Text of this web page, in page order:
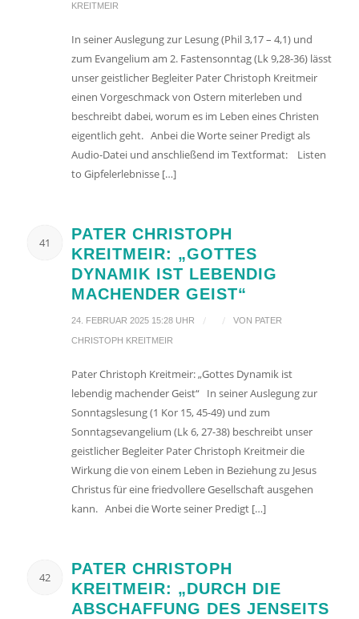
KREITMEIR
In seiner Auslegung zur Lesung (Phil 3,17 – 4,1) und
zum Evangelium am 2. Fastensonntag (Lk 9,28-36) lässt
unser geistlicher Begleiter Pater Christoph Kreitmeir
einen Vorgeschmack von Ostern miterleben und
beschreibt dabei, worum es im Leben eines Christen
eigentlich geht. Anbei die Worte seiner Predigt als
Audio-Datei und anschließend im Textformat: Listen
to Gipfelerlebnisse […]
41
PATER CHRISTOPH
KREITMEIR: „GOTTES
DYNAMIK IST LEBENDIG
MACHENDER GEIST“
24. FEBRUAR 2025 15:28 UHR / / VON PATER
CHRISTOPH KREITMEIR
Pater Christoph Kreitmeir: „Gottes Dynamik ist
lebendig machender Geist“ In seiner Auslegung zur
Sonntagslesung (1 Kor 15, 45-49) und zum
Sonntagsevangelium (Lk 6, 27-38) beschreibt unser
geistlicher Begleiter Pater Christoph Kreitmeir die
Wirkung die von einem Leben in Beziehung zu Jesus
Christus für eine friedvollere Gesellschaft ausgehen
kann. Anbei die Worte seiner Predigt […]
42
PATER CHRISTOPH
KREITMEIR: „DURCH DIE
ABSCHAFFUNG DES JENSEITS